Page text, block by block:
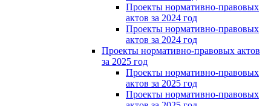
Проекты нормативно-правовых
актов за 2024 год
Проекты нормативно-правовых
актов за 2024 год
Проекты нормативно-правовых актов
за 2025 год
Проекты нормативно-правовых
актов за 2025 год
Проекты нормативно-правовых